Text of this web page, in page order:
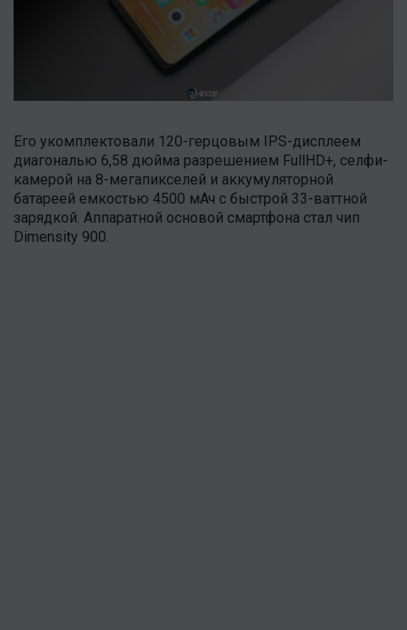
Его укомплектовали 120-герцовым IPS-дисплеем
диагональю 6,58 дюйма разрешением FullHD+, селфи-
камерой на 8-мегапикселей и аккумуляторной
батареей емкостью 4500 мАч с быстрой 33-ваттной
зарядкой. Аппаратной основой смартфона стал чип
Dimensity 900.